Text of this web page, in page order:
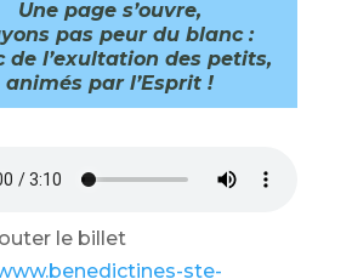
Une page s’ouvre,
pas peur du blanc :
de l’exultation des petits,
animés par l’Esprit !
le billet
ste-